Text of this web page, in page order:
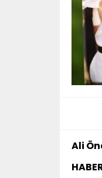
Ali